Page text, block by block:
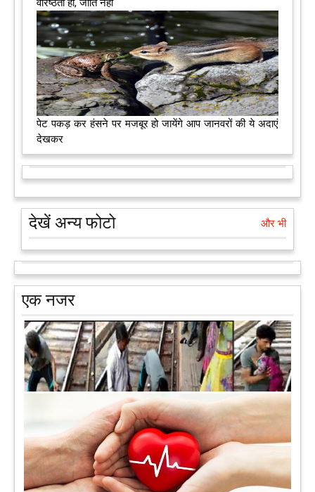
वरिष्ठता हो, जाति नहीं
पेट पकड़ कर हंसने पर मजबूर हो जायेंगे आप जानवरों की ये अदाएं
देखकर
देखें अन्य फोटो और भी
एक नजर
मरते-मरते भी तीन लोगों को नई जिंदगी दे गई 13 वर्षीय लड़की